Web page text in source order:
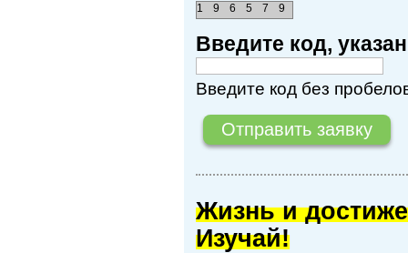
9
7
5
6
9
1
Введите код,
Введите код без
Жизнь и
Изучай!